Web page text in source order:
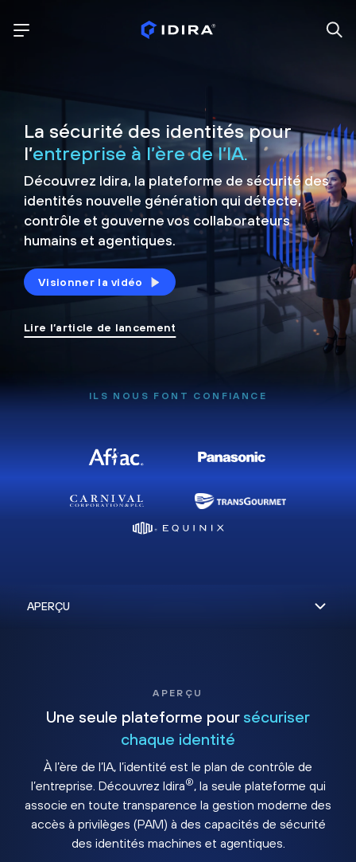
La sécurité des identités pour
l’entreprise à l’ère de l’IA.
Découvrez Idira, la plateforme de sécuritédes
identités nouvelle génération qui détecte,
contrôle et gouverne vos collaborateurs
humains et agentiques.
Visionner la vidéo
Lire l’article de lancement
ILS NOUS FONT CONFIANCE
APERÇU
Une seule plateforme pour sécuriser
chaque identité
À l’ère de l’IA, l’identité est le plan de contrôle de
l’entreprise. Découvrez Idira®, la seule plateforme qui
associe en toute transparence la gestion moderne des
accès à privilèges (PAM) à des capacités de sécurité
des identités machines et agentiques.